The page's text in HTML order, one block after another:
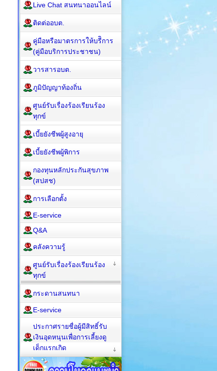
Live Chat สนทนาออนไลน์
ติดต่ออบต.
คู่มือหรือมาตรการให้บรีิการ
(คู่มือบริการประชาชน)
วารสารอบต.
ภูมิปัญญาท้องถิ่น
ศูนย์รับเรื่องร้องเรียนร้อง
ทุกข์
เบี้ยยังชีพผู้สูงอายุ
เบี้ยยังชีพผู้พิการ
กองทุนหลักประกันสุขภาพ
(สปสช)
การเลือกตั้ง
E-service
Q&A
คลังความรู้
ศูนย์รับเรื่องร้องเรียนร้อง
ทุกข์
กระดานสนทนา
E-service
ประกาศรายชื่อผู้มีสิทธิ์รับ
เงินอุดหนุนเพื่อการเลี้ยงดู
เด็กแรกเกิด